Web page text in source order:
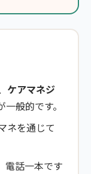
ケアマネジ
一般的です。
ネを通じて
電話一本です